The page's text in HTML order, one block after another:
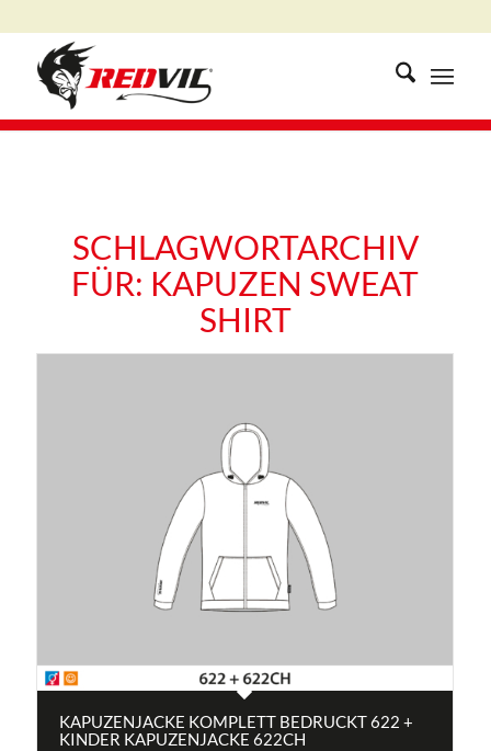
SCHLAGWORTARCHIV
FÜR: KAPUZEN SWEAT
SHIRT
KAPUZENJACKE KOMPLETT BEDRUCKT 622 +
KINDER KAPUZENJACKE 622CH